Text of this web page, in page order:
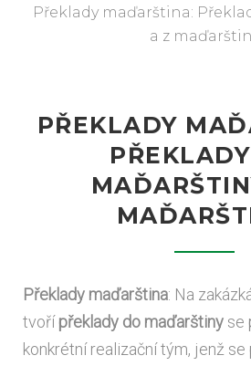
Překlady maďarština:
a z
PŘEKLADY
Překlady maďarština: Na
tvořípřeklady do maďarštiny se
konkrétní realizační tým, jenž